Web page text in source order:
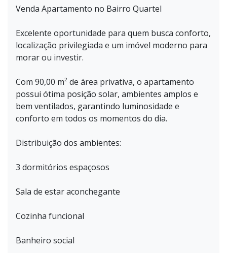
Venda Apartamento no Bairro Quartel
Excelente oportunidade para quem busca conforto,
localização privilegiada e um imóvel moderno para
morar ou investir.
Com 90,00 m² de área privativa, o apartamento
possui ótima posição solar, ambientes amplos e
bem ventilados, garantindo luminosidade e
conforto em todos os momentos do dia.
Distribuição dos ambientes:
3 dormitórios espaçosos
Sala de estar aconchegante
Cozinha funcional
Banheiro social